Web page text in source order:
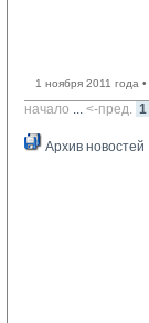
1 ноября 2011 года •
начало ... <-пред. 1
Архив новостей